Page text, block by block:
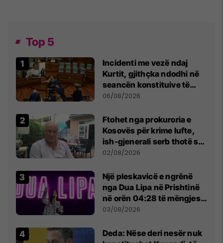
Top 5
Incidenti me vezë ndaj
Kurtit, gjithçka ndodhi në
seancën konstituive të
Kuvendit
06/08/2026
Ftohet nga prokuroria e
Kosovës për krime lufte,
ish-gjenerali serb thotë se
dikush e tradhtoi në
02/08/2026
Një pleskavicë e ngrënë
nga Dua Lipa në Prishtinë
në orën 04:28 të mëngjesit
- dhe bota digjitale serbe
03/08/2026
Deda: Nëse deri nesër nuk